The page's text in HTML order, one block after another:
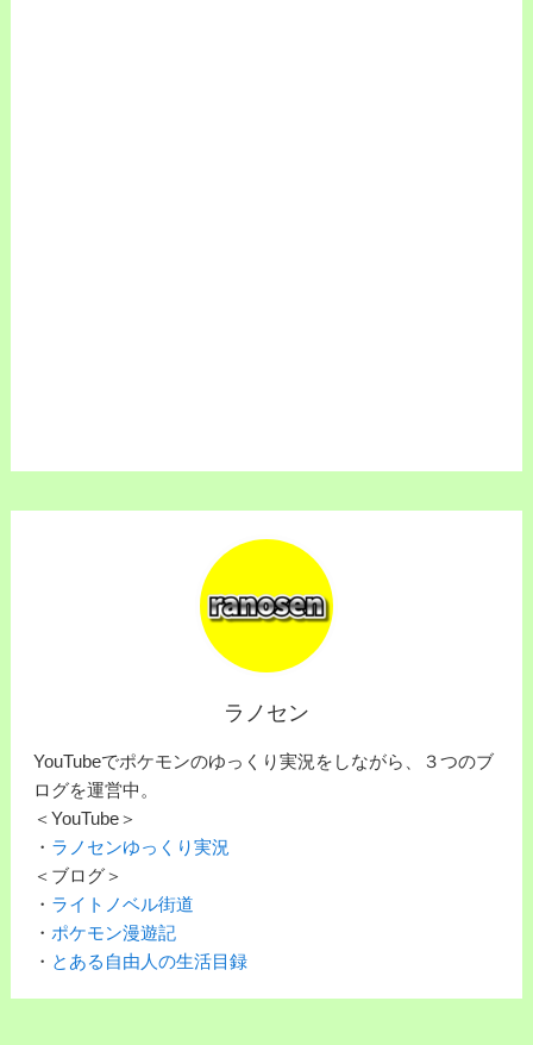
ラノセン
YouTubeでポケモンのゆっくり実況をしながら、３つのブ
ログを運営中。
＜YouTube＞
・ ラノセンゆっくり実況
＜ブログ＞
・ ライトノベル街道
・ ポケモン漫遊記
・ とある自由人の生活目録